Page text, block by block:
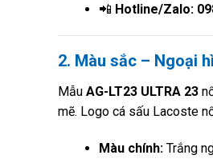
📲 Hotline/Zalo:
2. Màu sắc – Ngoại
MẫuAG-LT23 ULTRA 23
mẽ. Logo cá sấu Lacoste
Màu chính:Trắng